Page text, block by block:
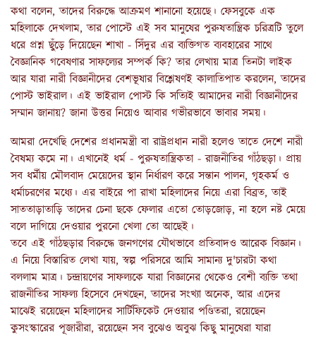
কথা বলেন, তাদের বিরুদ্ধে আক্রমণ শানানো হয়েছে। ফেসবুকে এক
মহিলাকে দেখলাম, তার পোস্টে এই সব মানুষের পুরুষতান্ত্রিক চরিত্রটি তুলে
ধরে প্রশ্ন ছুঁড়ে দিয়েছেন শাখা - সিঁদুর এর ব্যক্তিগত ব্যবহারের সাথে
বৈজ্ঞানিক গবেষণার সাফল্যের সম্পর্ক কি? তার লেখায় মাত্র তিনটা লাইক
আর যারা নারী বিজ্ঞানীদের বেশভূষার বিশ্লেষণই কালাতিপাত করলেন, তাদের
পোস্ট ভাইরাল। এই ভাইরাল পোস্ট কি সত্যিই আমাদের নারী বিজ্ঞানীদের
সম্মান জানায়? জানা উত্তর নিয়েও আবার গভীরভাবে ভাবার সময়।
আমরা দেখেছি দেশের প্রধানমন্ত্রী বা রাষ্ট্রপ্রধান নারী হলেও তাতে দেশে নারী
বৈষম্য কমে না। এখানেই ধর্ম - পুরুষতান্ত্রিকতা - রাজনীতির গাঁঠছড়া। প্রায়
সব ধর্মীয় মৌলবাদ মেয়েদের স্থান নির্ধারণ করে সন্তান পালন, গৃহকর্ম ও
ধর্মাচরণের মধ্যে। এর বাইরে পা রাখা মহিলাদের নিয়ে এরা বিব্রত, তাই
সাততাড়াতাড়ি তাদের চেনা ছকে ফেলার এতো তোড়জোড়, না হলে নষ্ট মেয়ে
বলে দাগিয়ে দেওয়ার পুরনো খেলা তো আছেই।
তবে এই গাঁঠছড়ার বিরুদ্ধে জনগণের যৌথভাবে প্রতিবাদও আরেক বিজ্ঞান।
এ নিয়ে বিস্তারিত লেখা যায়, স্বল্প পরিসরে আমি সামান্য দু'চারটা কথা
বললাম মাত্র। চন্দ্রায়ণের সাফল্যকে যারা বিজ্ঞানের থেকেও বেশী ব্যক্তি তথা
রাজনীতির সাফল্য হিসেবে দেখছেন, তাদের সংখ্যা অনেক, আর এদের
মাঝেই রয়েছেন মহিলাদের সার্টিফিকেট দেওয়ার পণ্ডিতরা, রয়েছেন
কুসংস্কারের পূজারীরা, রয়েছেন সব বুঝেও অবুঝ কিছু মানুষেরা যারা